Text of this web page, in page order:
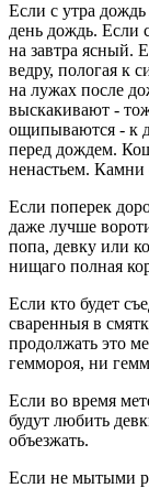
Если с утра
день дождь. Если
на завтра ясный.
ведру, пологая к
на лужах после
выскакивают -
ощипываются - к
перед дождем.
ненастьем.
Если поперек
даже лучше
попа, девку или
нищаго полная
Если кто будет
сваренныя в
продолжать это
геммороя, ни
Если во время
будут любить
объезжать.
Если не мытыми